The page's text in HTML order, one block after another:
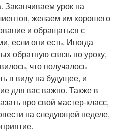
Заканчиваем урок на
желаем им хорошего
и обращаться с
если они есть. Иногда
обратную связь по уроку,
что получалось
в виду на будущее, и
для вас важно. Также в
про свой мастер-класс,
на следующей неделе,